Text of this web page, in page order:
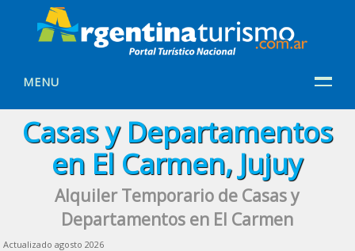
MENU
Casas y Departamentos
en El Carmen, Jujuy
Alquiler Temporario de Casas y
Departamentos en El Carmen
Actualizado agosto 2026